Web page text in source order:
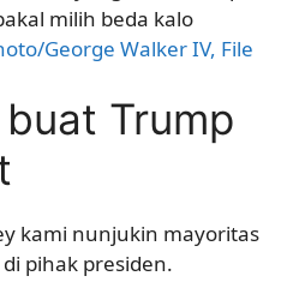
milih beda kalo
George Walker IV, File
Trump
kami nunjukin mayoritas
pihak presiden.